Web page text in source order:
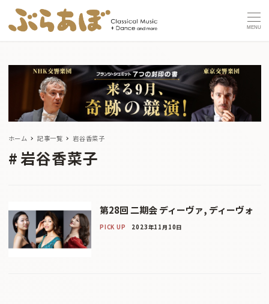
MENU
ホーム 記事一覧 岩谷香菜子
岩谷香菜子
第28回 二期会 ディーヴァ, ディーヴォ
PICK UP 2023年11月10日